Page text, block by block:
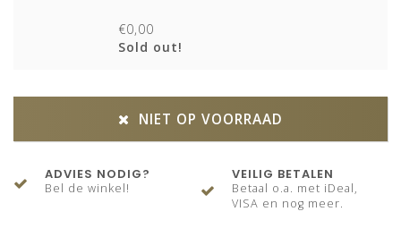
€0,00
Sold out!
NIET OP VOORRAAD
ADVIES NODIG?
Bel de winkel!
VEILIG BETALEN
Betaal o.a. met iDeal,
VISA en nog meer.